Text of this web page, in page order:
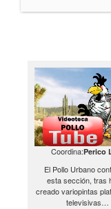
Coordina:Perico
El Pollo Urbano
esta sección, tras
creado variopintas
televisivas…